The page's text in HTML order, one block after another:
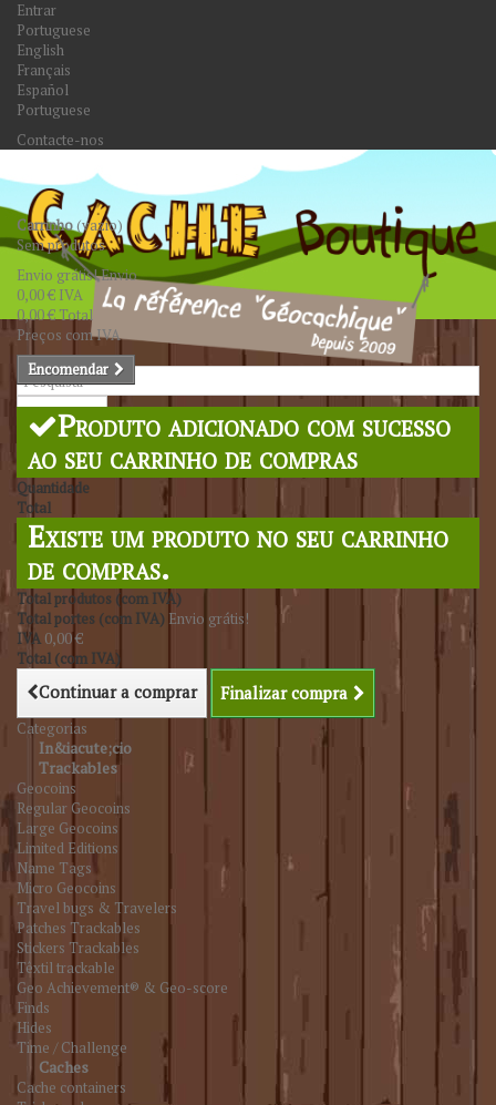
Entrar
Portuguese
English
Français
Español
Portuguese
Contacte-nos
Pesquisar
Carrinho(vazio)
Sem produtos
Envio grátis!Envio
0,00 € IVA
0,00 €Total
Preços com IVA
Encomendar
Produto adicionado com sucesso
ao seu carrinho de compras
Quantidade
Total
Existe um produto no seu carrinho
de compras.
Total produtos (com IVA)
Total portes (com IVA) Envio grátis!
IVA 0,00 €
Total (com IVA)
Continuar a comprar Finalizar compra
Categorias
In&iacute;cio
Trackables
Geocoins
Regular Geocoins
Large Geocoins
Limited Editions
Name Tags
Micro Geocoins
Travel bugs & Travelers
Patches Trackables
Stickers Trackables
Têxtil trackable
Geo Achievement® & Geo-score
Finds
Hides
Time / Challenge
Caches
Cache containers